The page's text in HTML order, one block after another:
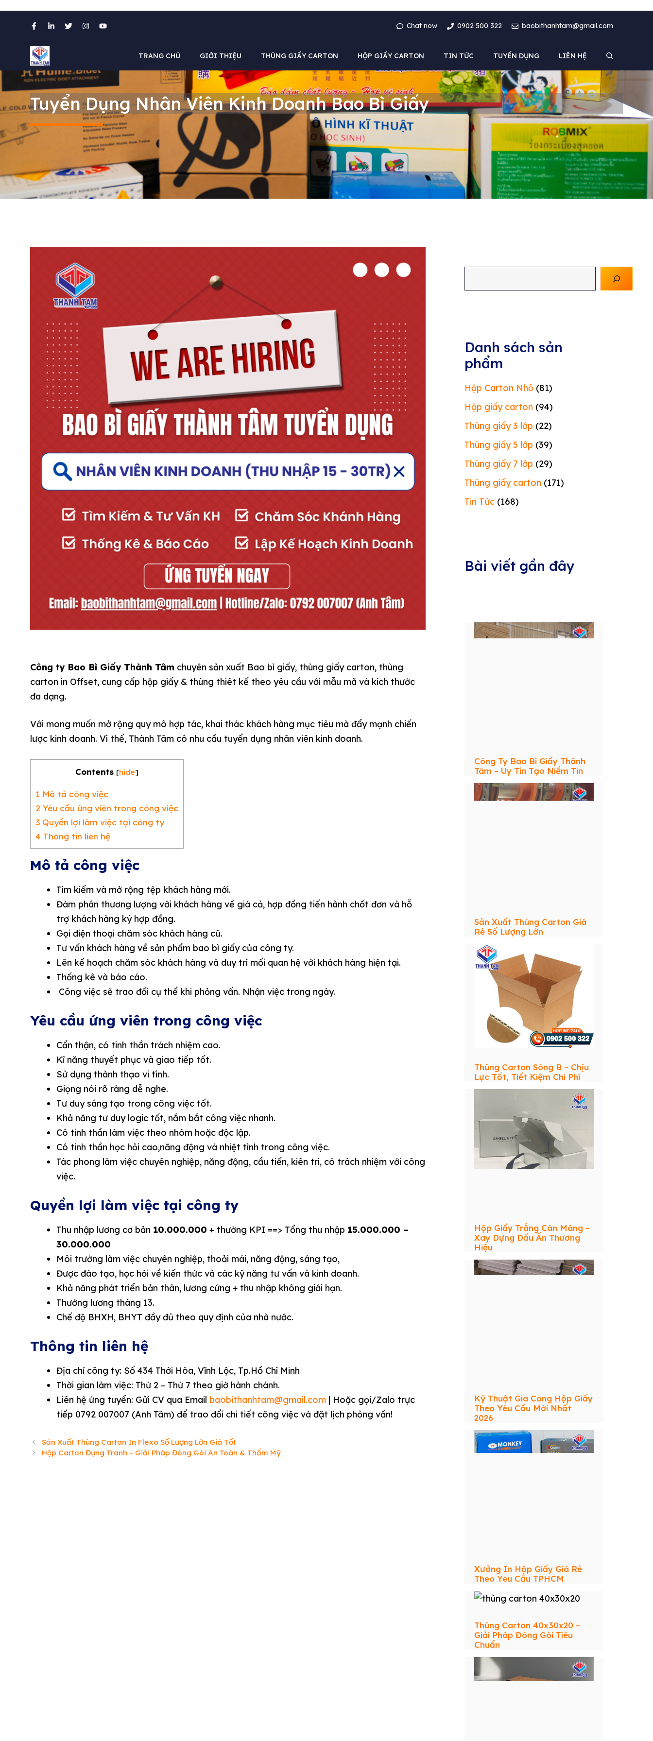
Chat now 0902 500 322 baobithanhtam@gmail.com
TRANG CHỦ GIỚI THIỆU THÙNG GIẤY CARTON HỘP GIẤY CARTON TIN TỨC TUYỂN DỤNG LIÊN HỆ
Tuyển Dụng Nhân Viên Kinh Doanh Bao Bì Giấy
Công ty Bao Bì Giấy Thành Tâm chuyên sản xuất Bao bì giấy, thùng giấy carton, thùng
carton in Offset, cung cấp hộp giấy & thùng thiêt kế theo yêu cầu với mẫu mã và kích thước
đa dạng.
Với mong muốn mở rộng quy mô hợp tác, khai thác khách hàng mục tiêu mà đẩy mạnh chiến
lược kinh doanh. Vì thế, Thành Tâm có nhu cầu tuyển dụng nhân viên kinh doanh.
Contents [hide]
1 Mô tả công việc
2 Yêu cầu ứng viên trong công việc
3 Quyền lợi làm việc tại công ty
4 Thông tin liên hệ
Mô tả công việc
Tìm kiếm và mở rộng tệp khách hàng mới.
Đàm phán thương lượng với khách hàng về giá cả, hợp đồng tiến hành chốt đơn và hỗ
trợ khách hàng ký hợp đồng.
Gọi điện thoại chăm sóc khách hàng cũ.
Tư vấn khách hàng về sản phẩm bao bì giấy của công ty.
Lên kế hoạch chăm sóc khách hàng và duy trì mối quan hệ với khách hàng hiện tại.
Thống kê và báo cáo.
Công việc sẽ trao đổi cụ thể khi phỏng vấn. Nhận việc trong ngày.
Yêu cầu ứng viên trong công việc
Cẩn thận, có tinh thần trách nhiệm cao.
Kĩ năng thuyết phục và giao tiếp tốt.
Sử dụng thành thạo vi tính.
Giọng nói rõ ràng dễ nghe.
Tư duy sáng tạo trong công việc tốt.
Khả năng tư duy logic tốt, nắm bắt công việc nhanh.
Có tinh thần làm việc theo nhóm hoặc độc lập.
Có tinh thần học hỏi cao,năng động và nhiệt tình trong công việc.
Tác phong làm việc chuyên nghiệp, năng động, cầu tiến, kiên trì, có trách nhiệm với công
việc.
Quyền lợi làm việc tại công ty
Thu nhập lương cơ bản 10.000.000 + thường KPI ==> Tổng thu nhập 15.000.000 –
30.000.000
Môi trường làm việc chuyên nghiệp, thoải mái, năng động, sáng tạo,
Được đào tạo, học hỏi về kiến thức và các kỹ năng tư vấn và kinh doanh.
Khả năng phát triển bản thân, lương cứng + thu nhập không giới hạn.
Thưởng lương tháng 13.
Chế độ BHXH, BHYT đầy đủ theo quy định của nhà nước.
Thông tin liên hệ
Địa chỉ công ty: Số 434 Thới Hòa, Vĩnh Lộc, Tp.Hồ Chí Minh
Thời gian làm việc: Thứ 2 – Thứ 7 theo giờ hành chánh.
Liên hệ ứng tuyển: Gửi CV qua Email baobithanhtam@gmail.com | Hoặc gọi/Zalo trực
tiếp 0792 007007 (Anh Tâm) để trao đổi chi tiết công việc và đặt lịch phỏng vấn!
Sản Xuất Thùng Carton In Flexo Số Lượng Lớn Giá Tốt
Hộp Carton Đựng Tranh – Giải Pháp Đóng Gói An Toàn & Thẩm Mỹ
kiếm
Danh sách sản
phẩm
Hộp Carton Nhỏ (81)
Hộp giấy carton (94)
Thùng giấy 3 lớp (22)
Thùng giấy 5 lớp (39)
Thùng giấy 7 lớp (29)
Thùng giấy carton (171)
Tin Tức (168)
Bài viết gần đây
Công Ty Bao Bì Giấy Thành
Tâm – Uy Tín Tạo Niềm Tin
Sản Xuất Thùng Carton Giá
Rẻ Số Lượng Lớn
Thùng Carton Sóng B – Chịu
Lực Tốt, Tiết Kiệm Chi Phí
Hộp Giấy Trắng Cán Màng –
Xây Dựng Dấu Ấn Thương
Hiệu
Kỹ Thuật Gia Công Hộp Giấy
Theo Yêu Cầu Mới Nhất
2026
Xưởng In Hộp Giấy Giá Rẻ
Theo Yêu Cầu TPHCM
Thùng Carton 40x30x20 –
Giải Pháp Đóng Gói Tiêu
Chuẩn